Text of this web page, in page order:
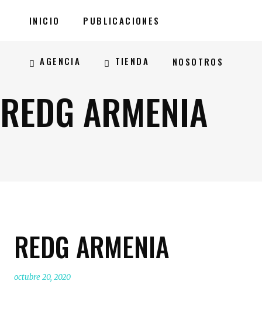
INICIO PUBLICACIONES
AGENCIA TIENDA NOSOTROS
REDG ARMENIA
REDG ARMENIA
octubre 20, 2020